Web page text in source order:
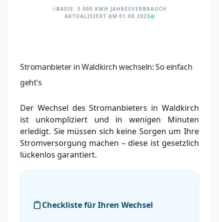
BASIS: 3.000 KWH JAHRESVERBRAUCH
AKTUALISIERT AM 01.08.2025
Stromanbieter in Waldkirch wechseln: So einfach
geht's
Der Wechsel des Stromanbieters in Waldkirch
ist unkompliziert und in wenigen Minuten
erledigt. Sie müssen sich keine Sorgen um Ihre
Stromversorgung machen – diese ist gesetzlich
lückenlos garantiert.
Checkliste für Ihren Wechsel